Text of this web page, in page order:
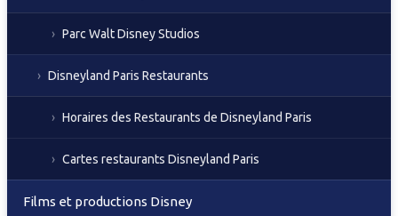
Parc Walt Disney Studios
Disneyland Paris Restaurants
Horaires des Restaurants de Disneyland Paris
Cartes restaurants Disneyland Paris
Films et productions Disney